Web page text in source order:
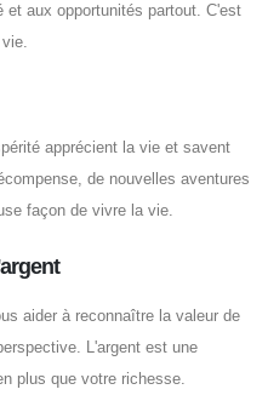
et aux opportunités partout. C'est
apprécient la vie et savent
de nouvelles aventures
façon de vivre la vie.
aider à reconnaître la valeur de
L'argent est une
plus que votre richesse.